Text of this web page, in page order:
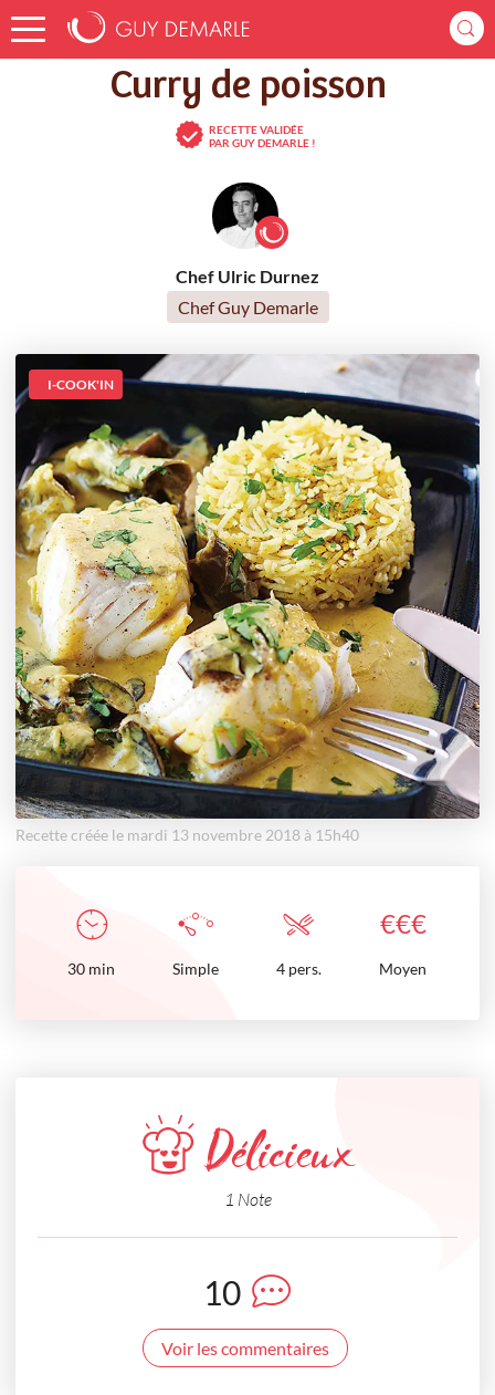
Accueil Recettes Curry de poisson
Curry de poisson
RECETTE VALIDÉE
PAR GUY DEMARLE !
Chef Ulric Durnez
Chef Guy Demarle
I-COOK'IN
Recette créée le mardi 13 novembre 2018 à 15h40
€€€
30 min Simple 4 pers. Moyen
Délicieux
1 Note
10
Voir les commentaires